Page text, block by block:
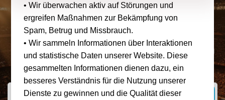
Tickets und Reisepakete für
Sport- und Live-Events
weltweit
Bei Tickwell Travel buchst du dein Lieblingsevent günstig, schnell und
• Wir überwachen aktiv auf Störungen und
ergreifen Maßnahmen zur Bekämpfung von
Spam, Betrug und Missbrauch.
• Wir sammeln Informationen über Interaktionen
und statistische Daten unserer Website. Diese
gesammelten Informationen dienen dazu, ein
besseres Verständnis für die Nutzung unserer
Dienste zu gewinnen und die Qualität dieser